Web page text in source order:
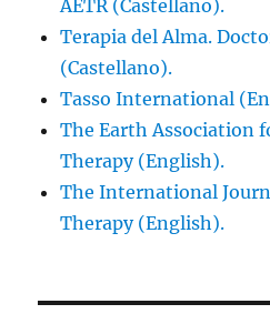
AETR (Castellano).
Terapia del Alma.
(Castellano).
Tasso International
The Earth Association
Therapy (English).
The International
Therapy (English).